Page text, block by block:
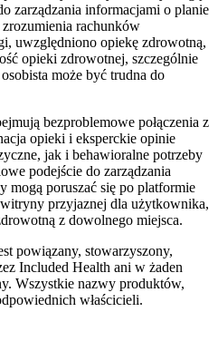
zarządzania informacjami o planie
rachunków
uwzględniono opiekę zdrowotną,
opieki zdrowotnej, szczególnie
może być trudna do
bezproblemowe połączenia z
opieki i eksperckie opinie
jak i behawioralne potrzeby
podejście do zarządzania
poruszać się po platformie
przyjaznej dla użytkownika,
z dowolnego miejsca.
powiązany, stowarzyszony,
Included Health ani w żaden
Wszystkie nazwy produktów,
właścicieli.